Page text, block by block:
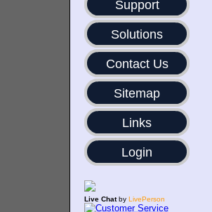
Support
Solutions
Contact Us
Sitemap
Links
Login
Live Chatby LivePerson